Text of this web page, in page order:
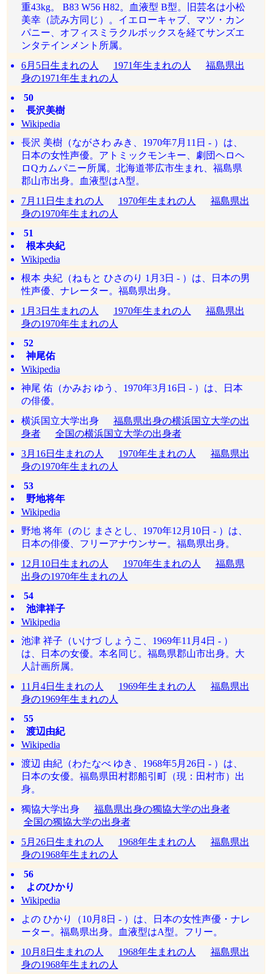
重43kg。 B83 W56 H82。血液型 B型。旧芸名は小松
美幸（読み方同じ）。イエローキャブ、マツ・カン
パニー、オフィスミラクルボックスを経てサンズエ
ンタテインメント所属。
6月5日生まれの人
1971年生まれの人
福島県出
身の1971年生まれの人
50
長沢美樹
Wikipedia
長沢 美樹（ながさわ みき、1970年7月11日 - ）は、
日本の女性声優。アトミックモンキー、劇団ヘロヘ
ロQカムパニー所属。北海道帯広市生まれ、福島県
郡山市出身。血液型はA型。
7月11日生まれの人
1970年生まれの人
福島県出
身の1970年生まれの人
51
根本央紀
Wikipedia
根本 央紀（ねもと ひさのり 1月3日 - ）は、日本の男
性声優、ナレーター。福島県出身。
1月3日生まれの人
1970年生まれの人
福島県出
身の1970年生まれの人
52
神尾佑
Wikipedia
神尾 佑（かみお ゆう、1970年3月16日 - ）は、日本
の俳優。
横浜国立大学出身 福島県出身の横浜国立大学の出
身者
全国の横浜国立大学の出身者
3月16日生まれの人
1970年生まれの人
福島県出
身の1970年生まれの人
53
野地将年
Wikipedia
野地 将年（のじ まさとし、1970年12月10日 - ）は、
日本の俳優、フリーアナウンサー。福島県出身。
12月10日生まれの人
1970年生まれの人
福島県
出身の1970年生まれの人
54
池津祥子
Wikipedia
池津 祥子（いけづ しょうこ、1969年11月4日 - ）
は、日本の女優。本名同じ。福島県郡山市出身。大
人計画所属。
11月4日生まれの人
1969年生まれの人
福島県出
身の1969年生まれの人
55
渡辺由紀
Wikipedia
渡辺 由紀（わたなべ ゆき、1968年5月26日 - ）は、
日本の女優。福島県田村郡船引町（現：田村市）出
身。
獨協大学出身 福島県出身の獨協大学の出身者
全国の獨協大学の出身者
5月26日生まれの人
1968年生まれの人
福島県出
身の1968年生まれの人
56
よのひかり
Wikipedia
よの ひかり（10月8日 - ）は、日本の女性声優・ナレ
ーター。福島県出身。血液型はA型。フリー。
10月8日生まれの人
1968年生まれの人
福島県出
身の1968年生まれの人